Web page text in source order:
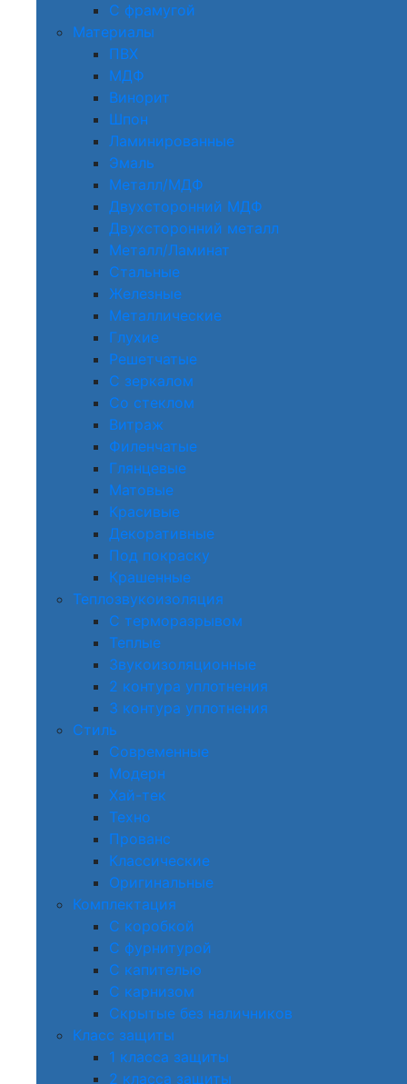
С фрамугой
Материалы
ПВХ
МДФ
Винорит
Шпон
Ламинированные
Эмаль
Металл/МДФ
Двухсторонний МДФ
Двухсторонний металл
Металл/Ламинат
Стальные
Железные
Металлические
Глухие
Решетчатые
С зеркалом
Со стеклом
Витраж
Филенчатые
Глянцевые
Матовые
Красивые
Декоративные
Под покраску
Крашенные
Теплозвукоизоляция
С терморазрывом
Теплые
Звукоизоляционные
2 контура уплотнения
3 контура уплотнения
Стиль
Современные
Модерн
Хай-тек
Техно
Прованс
Классические
Оригинальные
Комплектация
С коробкой
С фурнитурой
С капителью
С карнизом
Скрытые без наличников
Класс защиты
1 класса защиты
2 класса защиты